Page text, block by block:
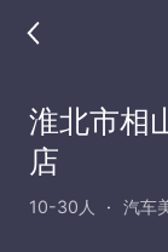
淮北市相
店
10-30人 汽车